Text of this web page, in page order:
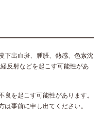
下出血斑、腫脹、熱感、色素沈
反射などを起こす可能性があ
を起こす可能性があります。
事前に申し出てください。